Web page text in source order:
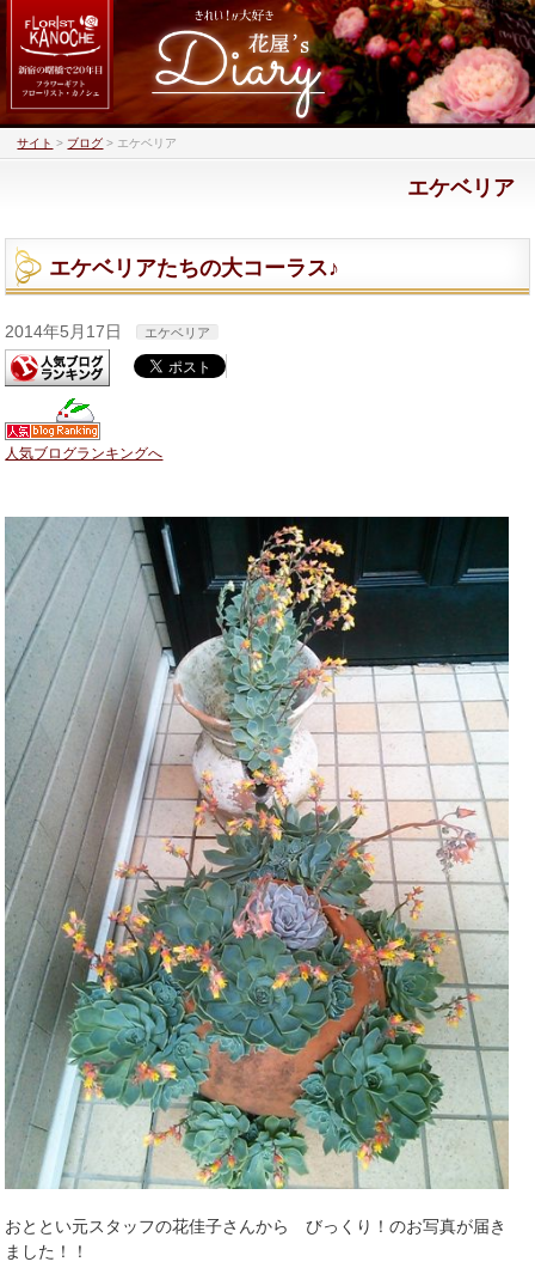
サイト > ブログ > エケベリア
エケベリア
エケベリアたちの大コーラス♪
2014年5月17日 エケベリア
人気ブログランキングへ
おととい元スタッフの花佳子さんから びっくり！のお写真が届き
ました！！